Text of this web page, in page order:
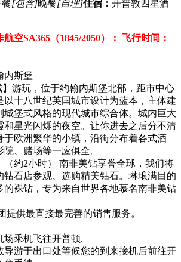
[包含]晚餐[自理]住宿： 开普敦四星酒
空SA365（1845/2050）： 飞行时间：
内斯堡
】游玩，位于约翰内斯堡北部，距市中心
以十八世纪英国城市设计为蓝本，主体建
城堡式风格的现代城市综合体。城内巨大
和星光闪烁的夜空。让你进去之后分不清
于欧洲繁华的小镇，沿街分布着各式酒
、赌场等一应俱全。
（约2小时） 南非美钻享誉全球，我们将
钻石店参观、选购精美钻石。琳琅满目的
的裸钻，专为来自世界各地慕名南非美钻
提供最直接最完善的销售服务。
场乘机飞往开普顿.
导游于出口处等候您的到来接机后前往开